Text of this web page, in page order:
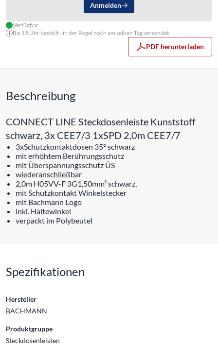
Anmelden
Verfügbar
Bis 15 Uhr bestellt - in der Regel noch am selben Tag versendet
PDF herunterladen
Beschreibung
CONNECT LINE Steckdosenleiste Kunststoff
schwarz, 3x CEE7/3 1xSPD 2,0m CEE7/7
3xSchutzkontaktdosen 35° schwarz
mit erhöhtem Berührungsschutz
mit Überspannungsschutz ÜS
wiederanschließbar
2,0m H05VV-F 3G1,50mm² schwarz,
mit Schutzkontakt Winkelstecker
mit Bachmann Logo
inkl. Haltewinkel
verpackt im Polybeutel
Spezifikationen
Hersteller
BACHMANN
Produktgruppe
Steckdosenleisten